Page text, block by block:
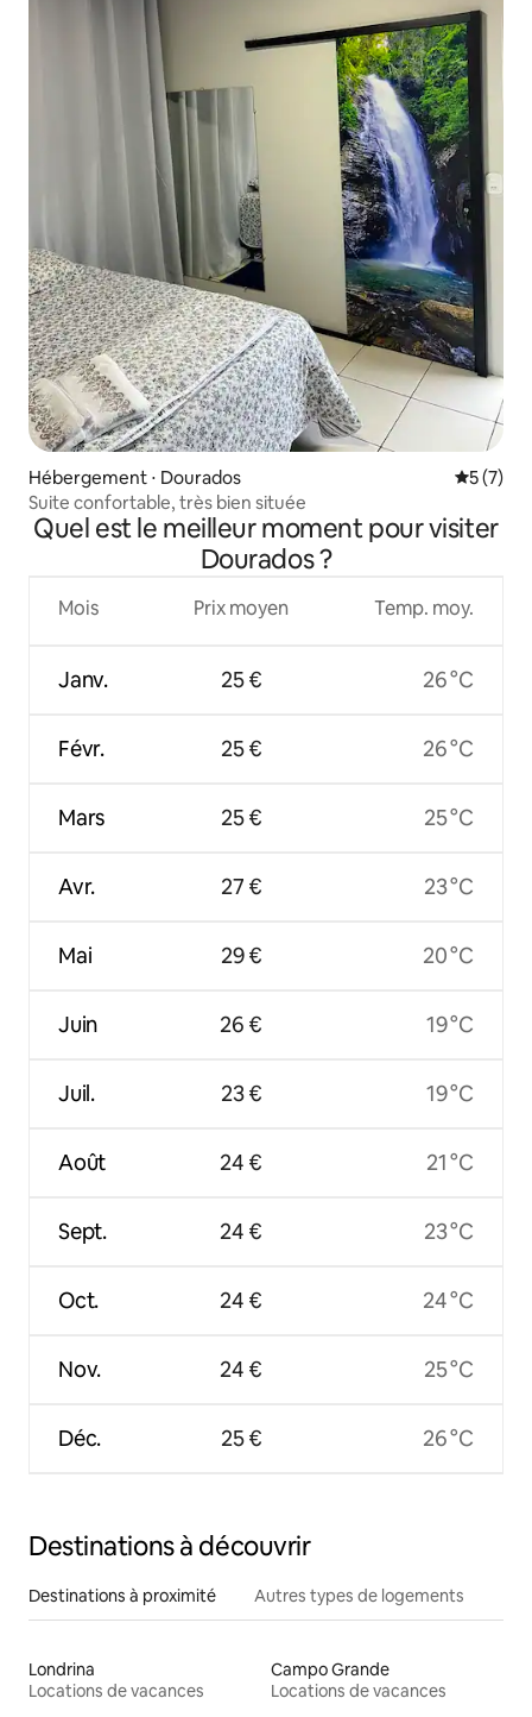
Hébergement ⋅ Dourados
5 (7)
Suite confortable, très bien située
Quel est le meilleur moment pour visiter
Dourados ?
Mois
Janv.
Févr.
Mars
Avr.
Mai
Juin
Juil.
Août
Sept.
Oct.
Nov.
Déc.
Prix moyen
25 €
25 €
25 €
27 €
29 €
26 €
23 €
24 €
24 €
24 €
24 €
25 €
Temp. moy.
26 °C
26 °C
25 °C
23 °C
20 °C
19 °C
19 °C
21 °C
23 °C
24 °C
25 °C
26 °C
Destinations à découvrir
Destinations à proximité Autres types de logements
Londrina
Locations de vacances
Campo Grande
Locations de vacances